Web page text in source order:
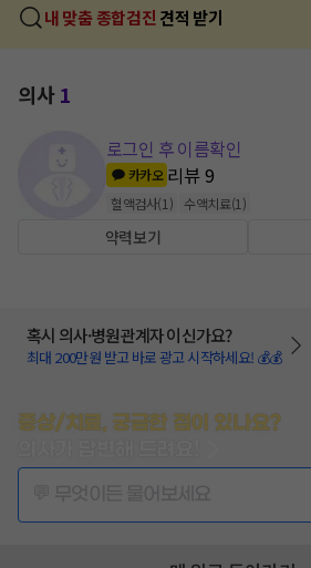
내 맞춤 종합검진 견적 받기
의사1
로그인 후 이름확인
카카오 리뷰9
혈액검사(1 ) 수액치료(1 )
약력보기
혹시 의사·병원관계자 이신가요?
최대 200만원 받고 바로 광고 시작하세요! 💰💰
증상/치료, 궁금한 점이 있나요?